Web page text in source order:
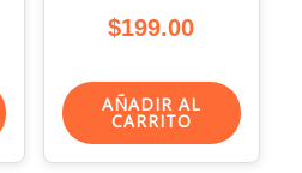
$199.00
AÑADIR AL
CARRITO